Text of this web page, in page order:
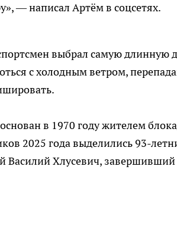
— написал Артём в соцсетях.
выбрал самую
с холодным ветром,
в 1970 году жителем
2025 года выделились 93-
Василий Хлусевич,